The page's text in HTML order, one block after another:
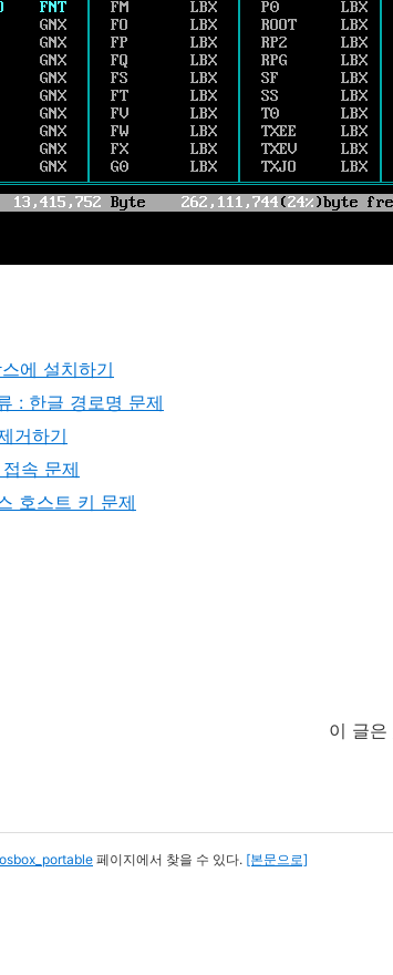
에 설치하기
: 한글 경로명 문제
거하기
속 문제
호스트 키 문제
이 글은
페이지에서 찾을 수 있다. [본문으로]